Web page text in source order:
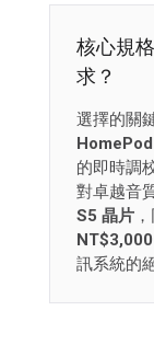
核心規
求？
選擇的關
的即時調
對卓越音
S5 晶片
NT$3,000
訊系統的